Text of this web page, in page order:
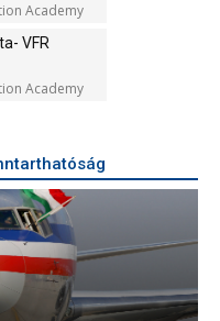
Academy
VFR
Academy